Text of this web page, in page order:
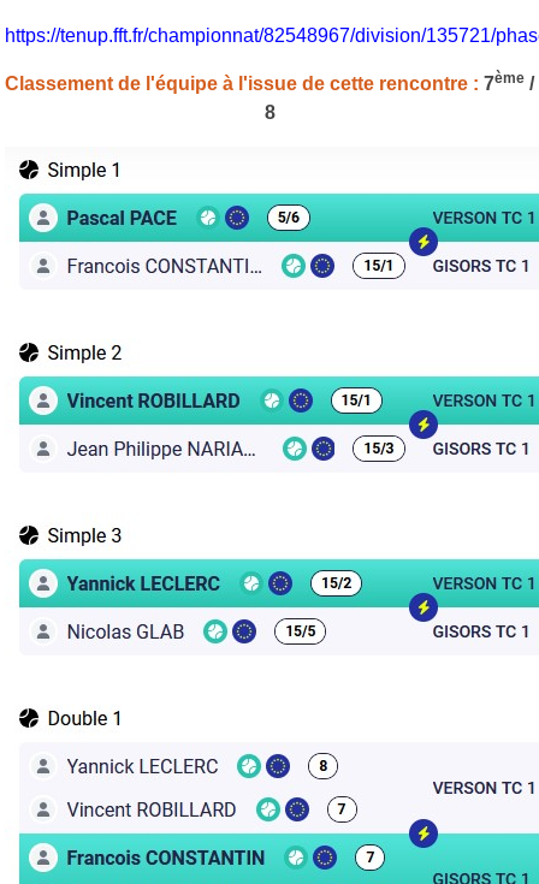
https://tenup.fft.fr/championnat/82548967/division/135721/
Classement de l'équipe à l'issue de cette rencontre : 7ème /
8